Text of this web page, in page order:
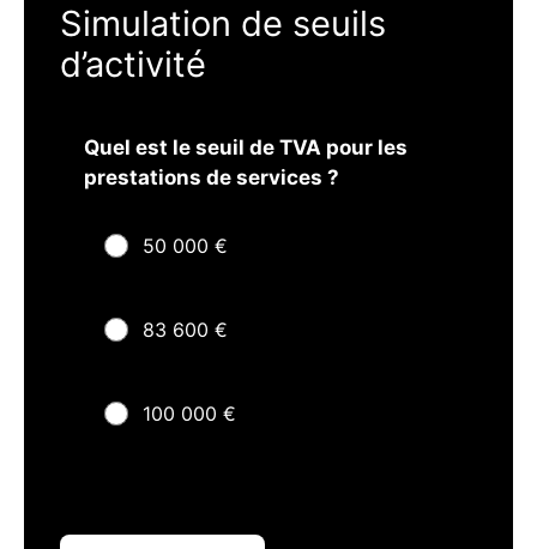
Simulation de seuils
d’activité
Quel est le seuil de TVA pour les
prestations de services ?
50 000 €
83 600 €
100 000 €